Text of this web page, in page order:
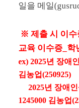
일을 메일
※ 제출 시 이수
교육 이수증_학
ex) 2025년 장애
김농업(250925)
2025년 장애
1245000 김농업(